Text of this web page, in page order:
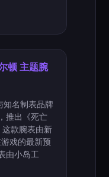
顿 主题腕
知名制表品牌
推出《死亡
款腕表由新
戏的最新预
由小岛工